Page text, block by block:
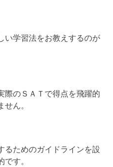
い学習法をお教えするのが
際のＳＡＴで得点を飛躍的
せん。
るためのガイドラインを設
です。